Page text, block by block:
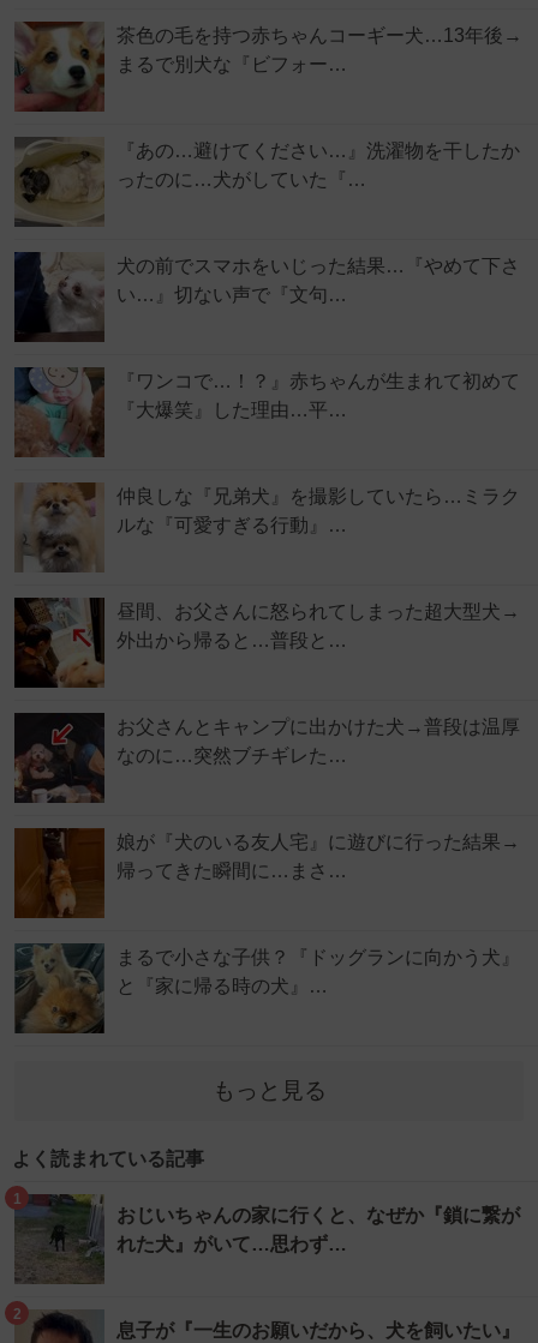
茶色の毛を持つ赤ちゃんコーギー犬…13年後→
まるで別犬な『ビフォー…
『あの…避けてください…』洗濯物を干したか
ったのに…犬がしていた『…
犬の前でスマホをいじった結果…『やめて下さ
い…』切ない声で『文句…
『ワンコで…！？』赤ちゃんが生まれて初めて
『大爆笑』した理由…平…
仲良しな『兄弟犬』を撮影していたら…ミラク
ルな『可愛すぎる行動』…
昼間、お父さんに怒られてしまった超大型犬→
外出から帰ると…普段と…
お父さんとキャンプに出かけた犬→普段は温厚
なのに…突然ブチギレた…
娘が『犬のいる友人宅』に遊びに行った結果→
帰ってきた瞬間に…まさ…
まるで小さな子供？『ドッグランに向かう犬』
と『家に帰る時の犬』…
もっと見る
よく読まれている記事
1
おじいちゃんの家に行くと、なぜか『鎖に繋が
れた犬』がいて…思わず…
2
息子が『一生のお願いだから、犬を飼いたい』